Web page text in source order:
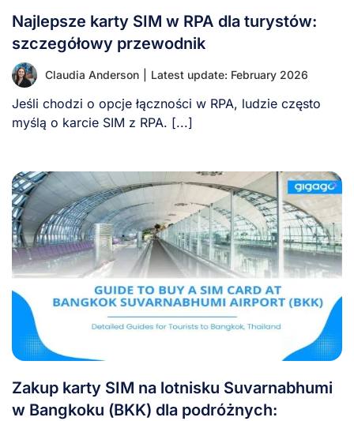
Najlepsze karty SIM w RPA dla turystów:
szczegółowy przewodnik
Claudia Anderson Latest update: February 2026
Jeśli chodzi o opcje łączności w RPA, ludzie często
myślą o karcie SIM z RPA. [...]
Zakup karty SIM na lotnisku Suvarnabhumi
w Bangkoku (BKK) dla podróżnych: